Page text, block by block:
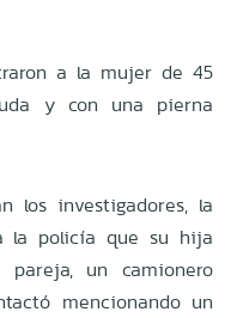
a la mujer de 45
y con una pierna
los investigadores, la
la policía que su hija
un camionero
mencionando un